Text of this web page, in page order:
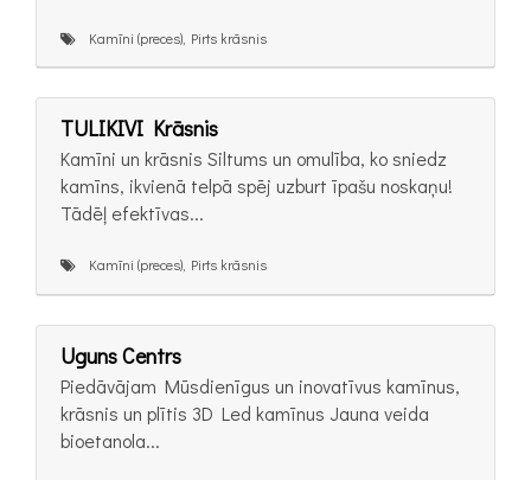
Kamīni (preces), Pirts krāsnis
TULIKIVI Krāsnis
Kamīni un krāsnis Siltums un omulība, ko sniedz
kamīns, ikvienā telpā spēj uzburt īpašu noskaņu!
Tādēļ efektīvas...
Kamīni (preces), Pirts krāsnis
Uguns Centrs
Piedāvājam Mūsdienīgus un inovatīvus kamīnus,
krāsnis un plītis 3D Led kamīnus Jauna veida
bioetanola...